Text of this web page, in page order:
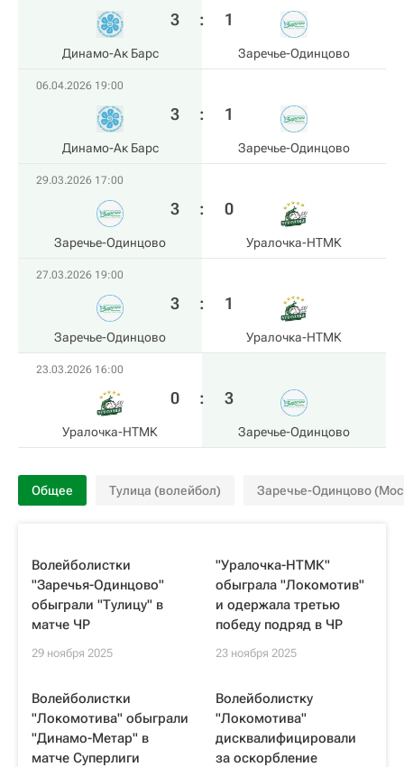
Динамо-Ак Барс
3 : 1
Заречье-Одинцово
06.04.2026 19:00
Динамо-Ак Барс
3 : 1
Заречье-Одинцово
29.03.2026 17:00
Заречье-Одинцово
3 : 0
Уралочка-НТМК
27.03.2026 19:00
Заречье-Одинцово
3 : 1
Уралочка-НТМК
23.03.2026 16:00
Уралочка-НТМК
0 : 3
Заречье-Одинцово
Общее Тулица (волейбол) Заречье-Одинцово
Волейболистки
"Заречья-Одинцово"
обыграли "Тулицу" в
матче ЧР
29 ноября 2025
"Уралочка-НТМК"
обыграла "Локомотив"
и одержала третью
победу подряд в ЧР
23 ноября 2025
Волейболистки
"Локомотива" обыграли
"Динамо-Метар" в
матче Суперлиги
Волейболистку
"Локомотива"
дисквалифицировали
за оскорбление